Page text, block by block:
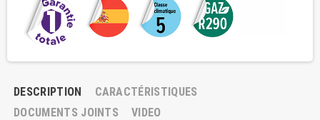
DESCRIPTION
CARACTÉRISTIQUES
DOCUMENTS JOINTS
VIDEO